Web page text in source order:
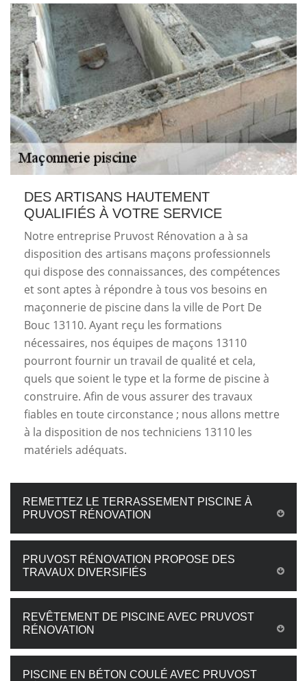
DES ARTISANS HAUTEMENT
QUALIFIÉS À VOTRE SERVICE
Notre entreprise Pruvost Rénovation a à sa
disposition des artisans maçons professionnels
qui dispose des connaissances, des compétences
et sont aptes à répondre à tous vos besoins en
maçonnerie de piscine dans la ville de Port De
Bouc 13110. Ayant reçu les formations
nécessaires, nos équipes de maçons 13110
pourront fournir un travail de qualité et cela,
quels que soient le type et la forme de piscine à
construire. Afin de vous assurer des travaux
fiables en toute circonstance ; nous allons mettre
à la disposition de nos techniciens 13110 les
matériels adéquats.
REMETTEZ LE TERRASSEMENT PISCINE À
PRUVOST RÉNOVATION
PRUVOST RÉNOVATION PROPOSE DES
TRAVAUX DIVERSIFIÉS
REVÊTEMENT DE PISCINE AVEC PRUVOST
RÉNOVATION
PISCINE EN BÉTON COULÉ AVEC PRUVOST